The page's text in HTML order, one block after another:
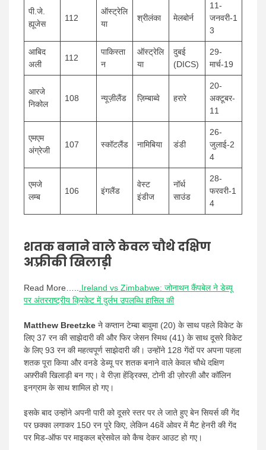
पी.जे.
ह्यूजेस
112
ऑस्ट्रेलि
या
श्रीलंका मेलबोर्न
11-
जनवरी-1
3
आबिद
अली
112
पाकिस्ता
न
ऑस्ट्रेलि
या
दुबई
(DICS)
29-
मार्च-19
आरजे
निकोल
108 न्यूज़ीलैंड ज़िम्बाब्वे हरारे
20-
अक्टूबर-
11
एमएम
अंग्रेजी
107 स्कॉटलैंड नामिबिया डंडी
26-
जुलाई-2
4
एमजे
लम्ब
106 इंगलैंड
वेस्ट
इंडीज
नॉर्थ
साउंड
28-
फरवरी-1
4
शतक बनाने वाले केवल चौथे दक्षिण
अफ़्रीकी खिलाड़ी
Read More…...Ireland vs Zimbabwe: जोनाथन कैंपबेल ने डेब्यू
पर अंतरराष्ट्रीय क्रिकेट में दुर्लभ उपलब्धि हासिल की
Matthew Breetzke ने कप्तान टेम्बा बावुमा (20) के साथ पहले विकेट के
लिए 37 रन की साझेदारी की और फिर जेसन स्मिथ (41) के साथ दूसरे विकेट
के लिए 93 रन की महत्वपूर्ण साझेदारी की। उन्होंने 128 गेंदों पर अपना पहला
शतक पूरा किया और वनडे डेब्यू पर शतक बनाने वाले केवल चौथे दक्षिण
अफ़्रीकी खिलाड़ी बन गए। वे रीज़ा हेंड्रिक्स, टोनी डी ज़ोरज़ी और कॉलिन
इनग्राम के साथ शामिल हो गए।
इसके बाद उन्होंने अपनी पारी को दूसरे स्तर पर ले जाते हुए बेन सियर्स की गेंद
पर छक्का लगाकर 150 रन पूरे किए, लेकिन 46वें ओवर में मैट हेनरी की गेंद
पर मिड-ऑफ पर माइकल ब्रेसवेल को कैच देकर आउट हो गए।